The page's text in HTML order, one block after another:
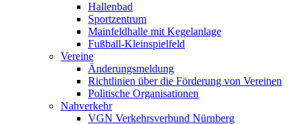
Hallenbad
Sportzentrum
Mainfeldhalle mit Kegelanlage
Fußball-Kleinspielfeld
Vereine
Änderungsmeldung
Richtlinien über die Förderung von Vereinen
Politische Organisationen
Nahverkehr
VGN Verkehrsverbund Nürnberg